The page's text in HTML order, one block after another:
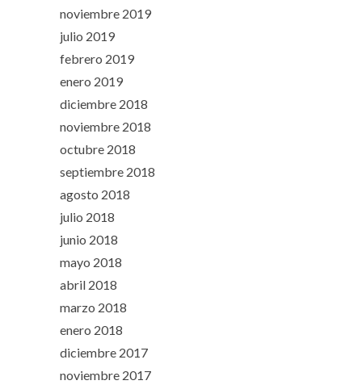
noviembre 2019
julio 2019
febrero 2019
enero 2019
diciembre 2018
noviembre 2018
octubre 2018
septiembre 2018
agosto 2018
julio 2018
junio 2018
mayo 2018
abril 2018
marzo 2018
enero 2018
diciembre 2017
noviembre 2017